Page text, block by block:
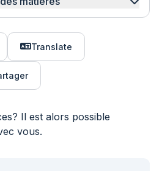
Translate
Il est alors possible
vous.